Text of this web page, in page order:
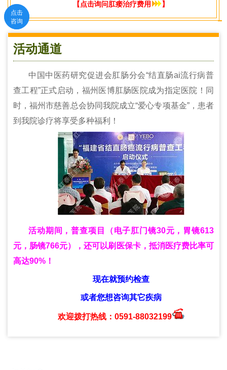
【点击询问肛瘘治疗费用 】
活动通道
中国中医药研究促进会肛肠分会“结直肠ai流行病普
查工程”正式启动，福州医博肛肠医院成为指定医院！同
时，福州市慈善总会协同我院成立“爱心专项基金”，患者
到我院诊疗将享受多种福利！
活动期间，普查项目（电子肛门镜30元，胃镜613
元，肠镜766元），还可以刷医保卡，抵消医疗费比率可
高达90%！
现在就预约检查
或者您想咨询其它疾病
欢迎拨打热线：0591-88032199
点击
咨询
点击
咨询